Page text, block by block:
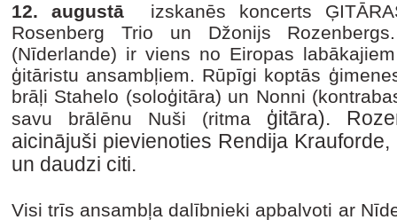
12. augustā izskanēs koncerts
Rosenberg Trio un Džonijs
(Nīderlande) ir viens no Eiropas
ģitāristu ansambļiem. Rūpīgi koptās
brāļi Stahelo (soloģitāra) un Nonni
savu brālēnu Nuši (ritma ģitāra).
aicinājuši pievienoties Rendija
un daudzi citi.
Visi trīs ansambļa dalībnieki apbalvoti ar